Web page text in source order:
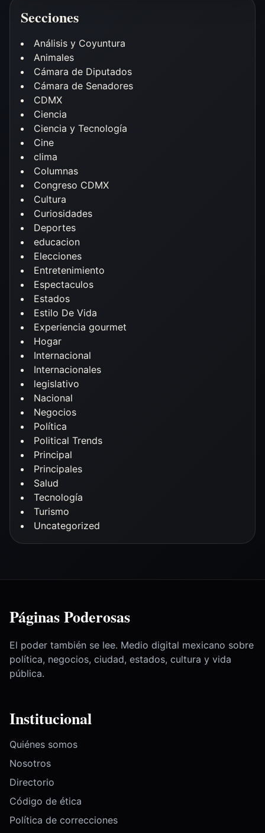
Secciones
Análisis y Coyuntura
Animales
Cámara de Diputados
Cámara de Senadores
CDMX
Ciencia
Ciencia y Tecnología
Cine
clima
Columnas
Congreso CDMX
Cultura
Curiosidades
Deportes
educacion
Elecciones
Entretenimiento
Espectaculos
Estados
Estilo De Vida
Experiencia gourmet
Hogar
Internacional
Internacionales
legislativo
Nacional
Negocios
Política
Political Trends
Principal
Principales
Salud
Tecnología
Turismo
Uncategorized
Páginas Poderosas
El poder también se lee. Medio digital mexicano sobre
política, negocios, ciudad, estados, cultura y vida
pública.
Institucional
Quiénes somos
Nosotros
Directorio
Código de ética
Política de correcciones